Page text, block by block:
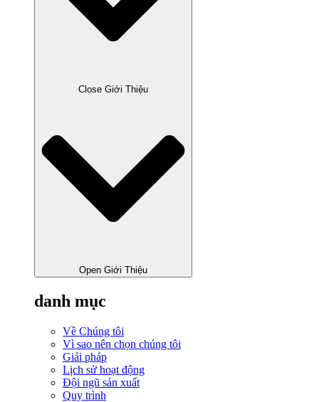
Close Giới Thiệu
Open Giới Thiệu
danh mục
Về Chúng tôi
Vì sao nên chọn chúng tôi
Giải pháp
Lịch sử hoạt động
Đội ngũ sản xuất
Quy trình